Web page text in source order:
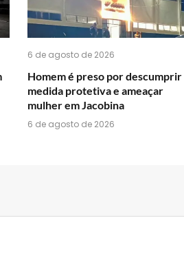
6 de agosto de 2026
Homem é preso por descumprir
medida protetiva e ameaçar
mulher em Jacobina
6 de agosto de 2026